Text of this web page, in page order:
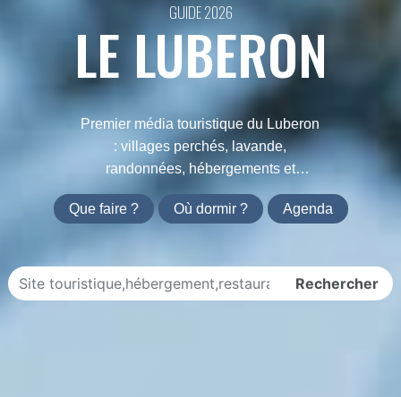
GUIDE 2026
LE LUBERON
Premier média touristique du Luberon
: villages perchés, lavande,
randonnées, hébergements et
agenda. Tout ce qu'il faut savoir avant
de partir.
Que faire ? Où dormir ? Agenda
Rechercher